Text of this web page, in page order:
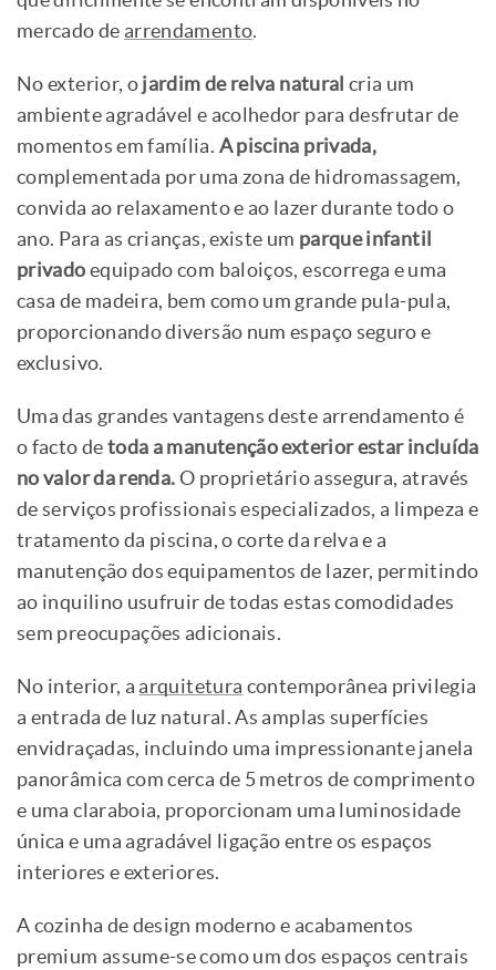
mercado de arrendamento.
No exterior, o jardim de relva natural cria um
ambiente agradável e acolhedor para desfrutar de
momentos em família. A piscina privada,
complementada por uma zona de hidromassagem,
convida ao relaxamento e ao lazer durante todo o
ano. Para as crianças, existe um parque infantil
privado equipado com baloiços, escorrega e uma
casa de madeira, bem como um grande pula-pula,
proporcionando diversão num espaço seguro e
exclusivo.
Uma das grandes vantagens deste arrendamento é
o facto de toda a manutenção exterior estar incluída
no valor da renda. O proprietário assegura, através
de serviços profissionais especializados, a limpeza e
tratamento da piscina, o corte da relva e a
manutenção dos equipamentos de lazer, permitindo
ao inquilino usufruir de todas estas comodidades
sem preocupações adicionais.
No interior, a arquitetura contemporânea privilegia
a entrada de luz natural. As amplas superfícies
envidraçadas, incluindo uma impressionante janela
panorâmica com cerca de 5 metros de comprimento
e uma claraboia, proporcionam uma luminosidade
única e uma agradável ligação entre os espaços
interiores e exteriores.
A cozinha de design moderno e acabamentos
premium assume-se como um dos espaços centrais